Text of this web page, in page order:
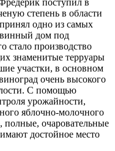
степень в области
одно из самых
дом под
стало производство
знаменитые терруары
участки, в основном
очень высокого
С помощью
урожайности,
яблочно-молочного
полные, очаровательные
достойное место